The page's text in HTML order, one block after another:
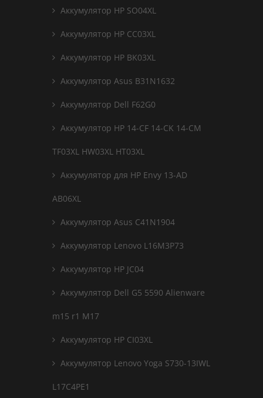
Аккумулятор HP SO04XL
Аккумулятор HP CC03XL
Аккумулятор HP BK03XL
Аккумулятор Asus B31N1632
Аккумулятор Dell F62G0
Аккумулятор HP 14-CF 14-CK 14-CM
TF03XL HW03XL HT03XL
Аккумулятор для HP Envy 13-AD
AB06XL
Аккумулятор Asus C41N1904
Аккумулятор Lenovo L16M3P73
Аккумулятор HP JC04
Аккумулятор Dell G5 5590 Alienware
m15 r1 M17
Аккумулятор HP CI03XL
Аккумулятор Lenovo Yoga S730-13IWL
L17C4PE1